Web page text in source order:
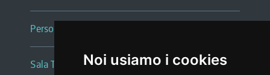
Noi usiamo i cookies
Persone e Uffici
Sala Tiziano Tessitori